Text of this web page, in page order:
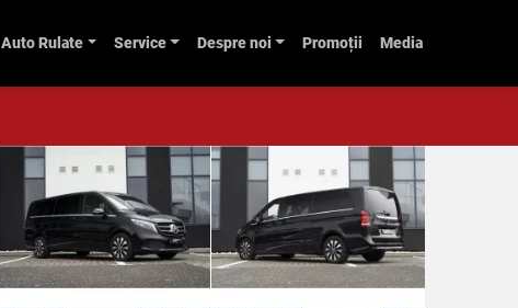
Auto Rulate Service Despre noi Promoții Media